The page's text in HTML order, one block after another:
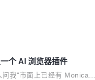
个 AI 浏览器插件
我"市面上已经有 Monica、